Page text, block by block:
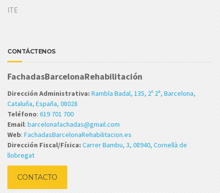
ITE
CONTÁCTENOS
FachadasBarcelonaRehabilitación
Dirección Administrativa: Rambla Badal, 135, 2º 2ª, Barcelona,
Cataluña, España, 08028
Teléfono: 619 701 700
Email: barcelonafachadas@gmail.com
Web: FachadasBarcelonaRehabilitacion.es
Dirección Fiscal/Física: Carrer Bambu, 3, 08940, Cornellà de
llobregat
CONTACTO